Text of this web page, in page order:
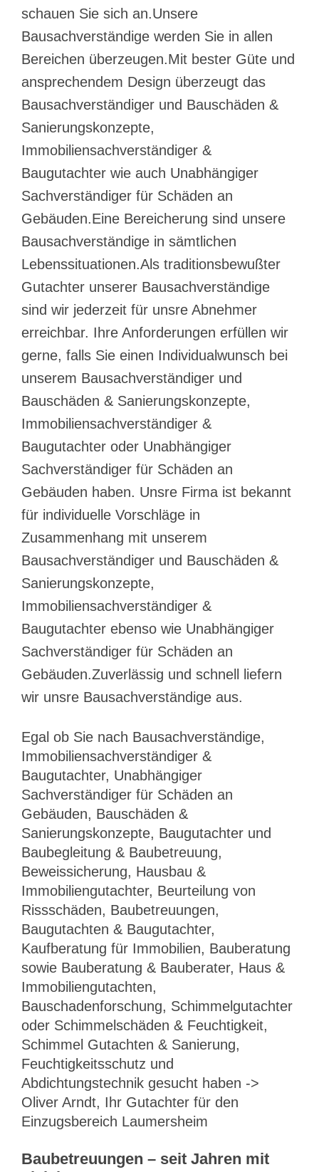
schauen Sie sich an.Unsere
Bausachverständige werden Sie in allen
Bereichen überzeugen.Mit bester Güte und
ansprechendem Design überzeugt das
Bausachverständiger und Bauschäden &
Sanierungskonzepte,
Immobiliensachverständiger &
Baugutachter wie auch Unabhängiger
Sachverständiger für Schäden an
Gebäuden.Eine Bereicherung sind unsere
Bausachverständige in sämtlichen
Lebenssituationen.Als traditionsbewußter
Gutachter unserer Bausachverständige
sind wir jederzeit für unsre Abnehmer
erreichbar. Ihre Anforderungen erfüllen wir
gerne, falls Sie einen Individualwunsch bei
unserem Bausachverständiger und
Bauschäden & Sanierungskonzepte,
Immobiliensachverständiger &
Baugutachter oder Unabhängiger
Sachverständiger für Schäden an
Gebäuden haben. Unsre Firma ist bekannt
für individuelle Vorschläge in
Zusammenhang mit unserem
Bausachverständiger und Bauschäden &
Sanierungskonzepte,
Immobiliensachverständiger &
Baugutachter ebenso wie Unabhängiger
Sachverständiger für Schäden an
Gebäuden.Zuverlässig und schnell liefern
wir unsre Bausachverständige aus.
Egal ob Sie nach Bausachverständige,
Immobiliensachverständiger &
Baugutachter, Unabhängiger
Sachverständiger für Schäden an
Gebäuden, Bauschäden &
Sanierungskonzepte, Baugutachter und
Baubegleitung & Baubetreuung,
Beweissicherung, Hausbau &
Immobiliengutachter, Beurteilung von
Rissschäden, Baubetreuungen,
Baugutachten & Baugutachter,
Kaufberatung für Immobilien, Bauberatung
sowie Bauberatung & Bauberater, Haus &
Immobiliengutachten,
Bauschadenforschung, Schimmelgutachter
oder Schimmelschäden & Feuchtigkeit,
Schimmel Gutachten & Sanierung,
Feuchtigkeitsschutz und
Abdichtungstechnik gesucht haben ->
Oliver Arndt, Ihr Gutachter für den
Einzugsbereich Laumersheim
Baubetreuungen – seit Jahren mit